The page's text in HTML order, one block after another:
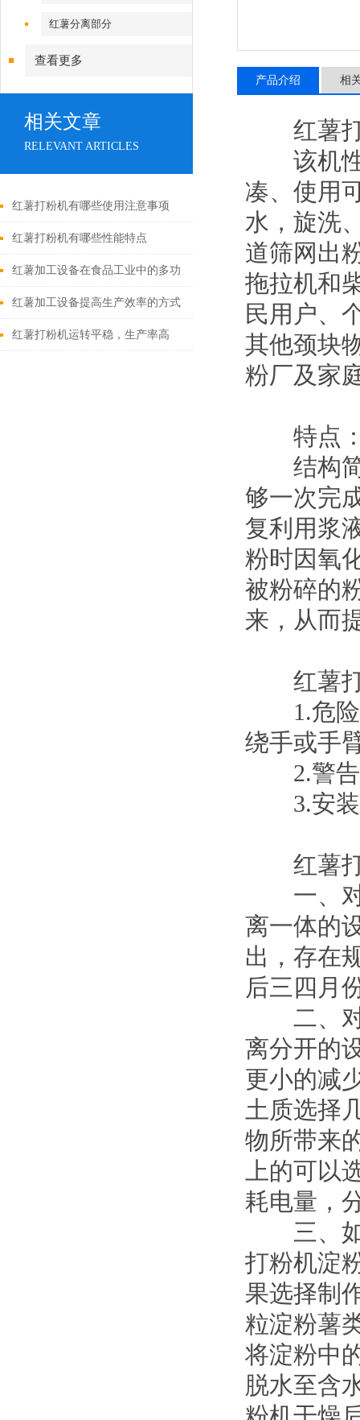
红薯分离部分
查看更多
相关文章
RELEVANT ARTICLES
红薯打粉机有哪些使用注意事项
红薯打粉机有哪些性能特点
红薯加工设备在食品工业中的多功
能应用
红薯加工设备提高生产效率的方式
红薯打粉机运转平稳，生产率高
产品介绍 相
红薯打
该机性
凑、使用
水，旋洗
道筛网出
拖拉机和
民用户、
其他颈块
粉厂及家
特点
结构简
够一次完
复利用浆
粉时因氧
被粉碎的
来，从而
红薯打
1.危险
绕手或手
2.警告
3.安装
红薯打
一、对
离一体的
出，存在
后三四月
二、对
离分开的
更小的减
土质选择
物所带来
上的可以
耗电量，
三、如
打粉机淀
果选择制
粒淀粉薯
将淀粉中
脱水至含